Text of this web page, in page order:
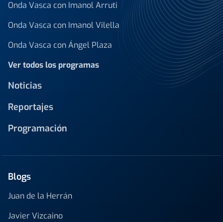
Onda Vasca con Imanol Arruti
Onda Vasca con Imanol Vilella
Onda Vasca con Ángel Plaza
Ver todos los programas
Noticias
Reportajes
Programación
Blogs
Juan de la Herrán
Javier Vizcaino